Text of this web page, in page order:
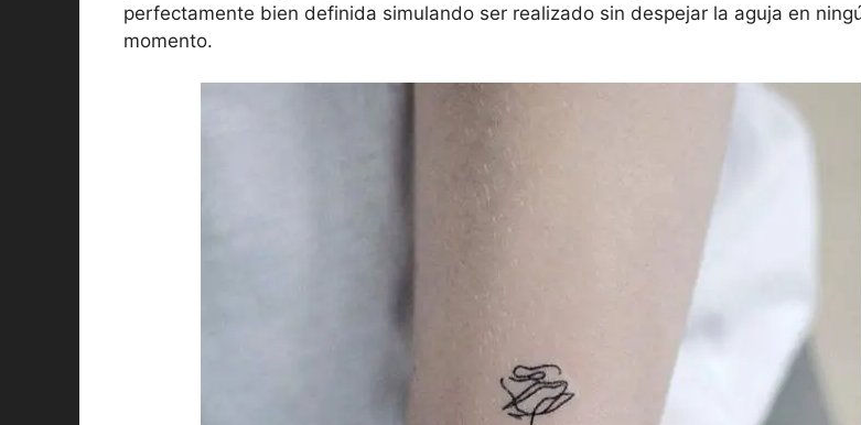
perfectamente bien definida simulando ser realizado sin despejar la aguja en
momento.